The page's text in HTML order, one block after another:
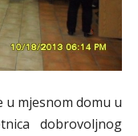
u mjesnom domu u
dobrovoljnog